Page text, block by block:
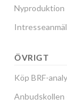
Nyproduktion
ÖVRIGT
Köp BRF-
Anbudskollen